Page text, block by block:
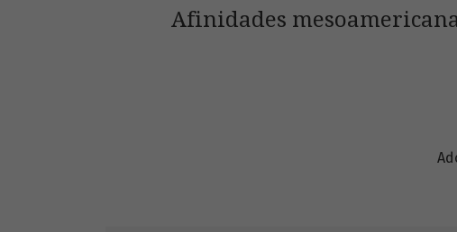
Afinidades